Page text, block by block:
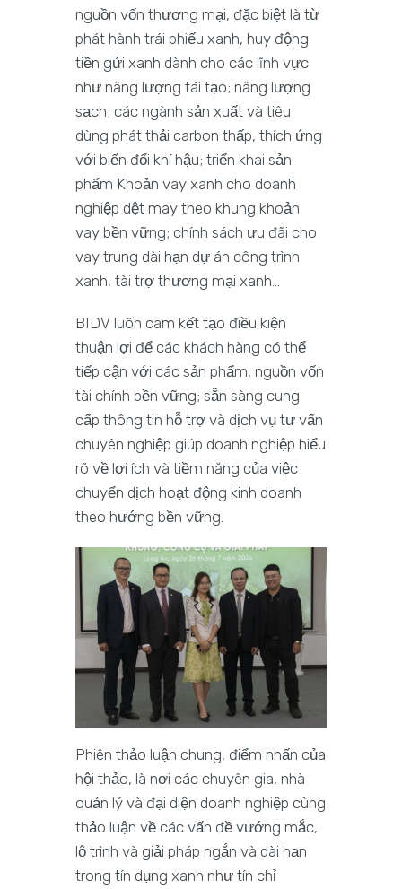
nguồn vốn thương mại, đặc biệt là từ
phát hành trái phiếu xanh, huy động
tiền gửi xanh dành cho các lĩnh vực
như năng lượng tái tạo; năng lượng
sạch; các ngành sản xuất và tiêu
dùng phát thải carbon thấp, thích ứng
với biến đổi khí hậu; triển khai sản
phẩm Khoản vay xanh cho doanh
nghiệp dệt may theo khung khoản
vay bền vững; chính sách ưu đãi cho
vay trung dài hạn dự án công trình
xanh, tài trợ thương mại xanh…
BIDV luôn cam kết tạo điều kiện
thuận lợi để các khách hàng có thể
tiếp cận với các sản phẩm, nguồn vốn
tài chính bền vững; sẵn sàng cung
cấp thông tin hỗ trợ và dịch vụ tư vấn
chuyên nghiệp giúp doanh nghiệp hiểu
rõ về lợi ích và tiềm năng của việc
chuyển dịch hoạt động kinh doanh
theo hướng bền vững.
Phiên thảo luận chung, điểm nhấn của
hội thảo, là nơi các chuyên gia, nhà
quản lý và đại diện doanh nghiệp cùng
thảo luận về các vấn đề vướng mắc,
lộ trình và giải pháp ngắn và dài hạn
trong tín dụng xanh như tín chỉ